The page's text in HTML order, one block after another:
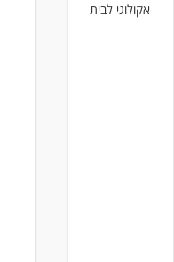
אקולוגי לבית